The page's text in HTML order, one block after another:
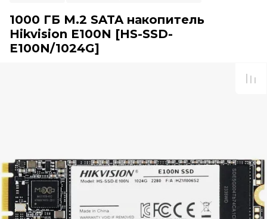
1000 ГБ M.2 SATA накопитель
Hikvision E100N [HS-SSD-
E100N/1024G]